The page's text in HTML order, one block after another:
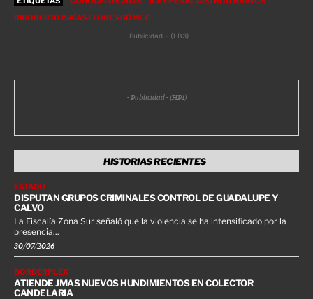
RIGOBERTO ISAÍAS FLORES GÓMEZ
- Publicidad - (LB3)
- Publicidad - (HP1)
HISTORIAS RECIENTES
ESTADO
DISPUTAN GRUPOS CRIMINALES CONTROL DE GUADALUPE Y
CALVO
La Fiscalía Zona Sur señaló que la violencia se ha intensificado por la
presencia...
30/07/2026
BORDERPLEX
ATIENDE JMAS NUEVOS HUNDIMIENTOS EN COLECTOR
CANDELARIA